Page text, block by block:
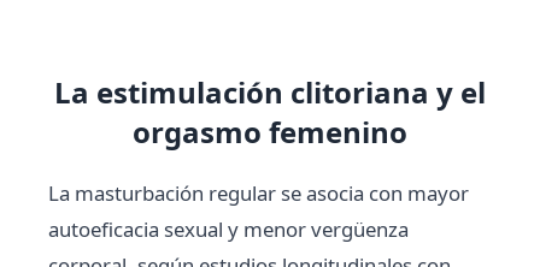
La estimulación clitoriana y el
orgasmo femenino
La masturbación regular se asocia con mayor
autoeficacia sexual y menor vergüenza